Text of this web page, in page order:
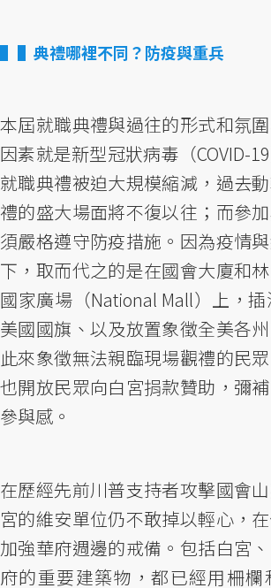
▌典禮哪裡不同？防疫與重兵
本屆就職典禮與過往的形式和氛
因素就是新型冠狀病毒（COVID-
就職典禮被迫大規模縮減，過去
禮的盛大場面將不復以往；而參
須嚴格遵守防疫措施。因為疫情
下，取而代之的是在國會大廈和
國家廣場（National Mall）上，
美國國旗、以及放置象徵全美各
此來象徵無法親臨現場觀禮的民
也開放民眾向白宮捐款贊助，彌
參與感。
在歷經先前川普支持者攻擊國會
宮的維安單位仍不敢掉以輕心，
加強華府週邊的戒備。包括白宮
府的重要建築物，都已經用柵